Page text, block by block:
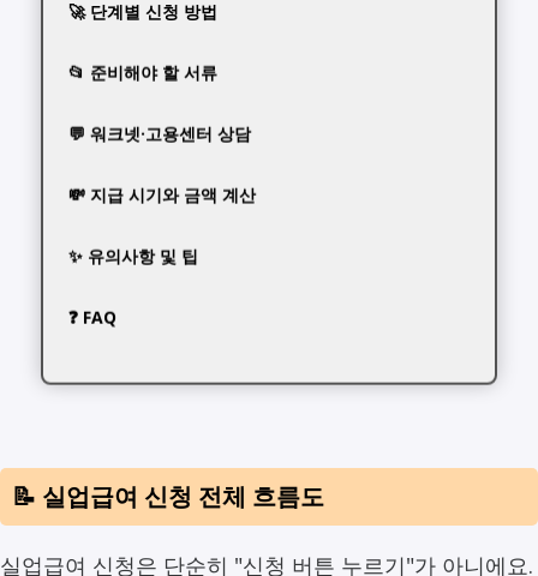
🚀 단계별 신청 방법
📂 준비해야 할 서류
💬 워크넷·고용센터 상담
💸 지급 시기와 금액 계산
✨ 유의사항 및 팁
❓ FAQ
📝 실업급여 신청 전체 흐름도
실업급여 신청은 단순히 "신청 버튼 누르기"가 아니에요.